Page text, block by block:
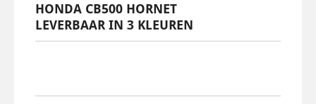
HONDA CB500 HORNET
LEVERBAAR IN 3 KLEUREN